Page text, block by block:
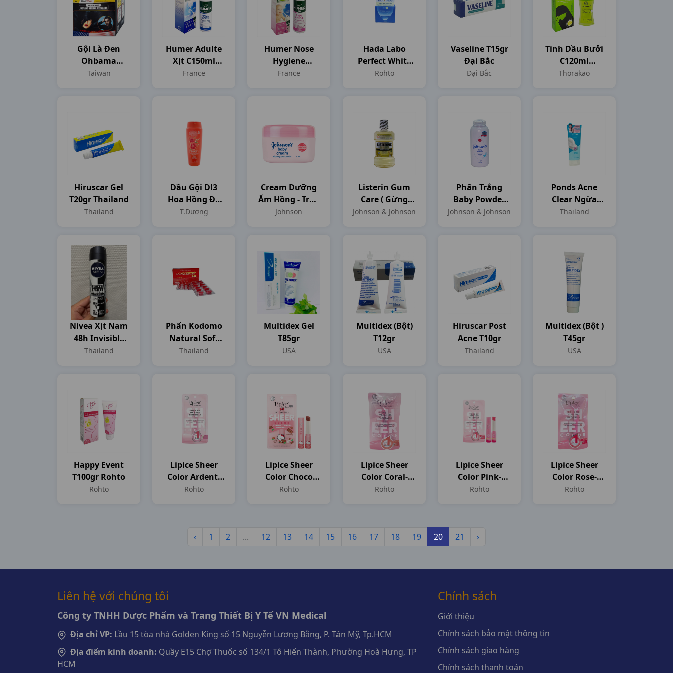
Gội Là Đen
Ohbama
H5g25ml
Taiwan
Humer Adulte
Xịt C150ml
France
France
Humer Nose
Hygiene
Infants C150ml
France
Hada Labo
Perfect White
Cream H50gr
Rohto
Vaseline T15gr
Đại Bắc
Đại Bắc
Tinh Dầu Bưởi
C120ml
Thorakao
Thorakao
Hiruscar Gel
T20gr Thailand
Thailand
Dầu Gội Dl3
Hoa Hồng Đỏ
Cam C200ml
T.Dương
Cream Dưỡng
Ẩm Hồng - Tròn
H50gr
Johnson
Listerin Gum
Care ( Gừng
Thảo Mộc)
Johnson & Johnson
Phấn Trắng
Baby Powder
C200gr
Johnson & Johnson
Ponds Acne
Clear Ngừa
Mụn T100gr
Thailand
Nivea Xịt Nam
48h Invisible
For Black &
Thailand
Phấn Kodomo
Natural Soft
Protection
C180mg
Thailand
Multidex Gel
T85gr
USA
Multidex (bột)
T12gr
USA
Hiruscar Post
Acne T10gr
Thailand
Multidex (bột )
T45gr
USA
Happy Event
T100gr Rohto
Rohto
Lipice Sheer
Color Ardent-
Hồng Tự Nhiên
Rohto
Lipice Sheer
Color Choco
Mint T2.4gr
Rohto
Lipice Sheer
Color Coral-
Hồng Cam San
Rohto
Lipice Sheer
Color Pink-
Hồng Dâu
Rohto
Lipice Sheer
Color Rose-
Hồng Cam
Rohto
‹ 1 2 ... 12 13 14 15 16 17 18 19 20 21 ›
Liên hệ với chúng tôi
Công ty TNHH Dược Phẩm và Trang Thiết Bị Y Tế VN Medical
Địa chỉ VP: Lầu 15 tòa nhà Golden King số 15 Nguyễn Lương Bằng, P. Tân Mỹ, Tp.HCM
Địa điểm kinh doanh: Quầy E15 Chợ Thuốc số 134/1 Tô Hiến Thành, Phường Hoà Hưng, TP
HCM
Chính sách
Giới thiệu
Chính sách bảo mật thông tin
Chính sách giao hàng
Chính sách thanh toán